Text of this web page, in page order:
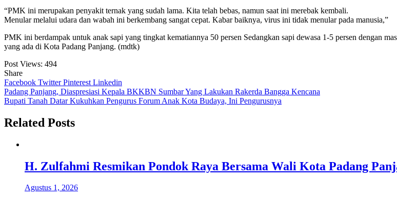
“PMK ini merupakan penyakit ternak yang sudah lama. Kita telah bebas, namun saat ini merebak kembali.
Menular melalui udara dan wabah ini berkembang sangat cepat. Kabar baiknya, virus ini tidak menular pada manusia,”
PMK ini berdampak untuk anak sapi yang tingkat kematiannya 50 persen Sedangkan sapi dewasa 1-5 persen dengan
yang ada di Kota Padang Panjang. (mdtk)
Post Views: 494
Share
Facebook TwitterPinterest Linkedin
Navigasi
pos
Padang Panjang, Diaspresiasi Kepala BKKBN Sumbar Yang Lakukan Rakerda Bangga Kencana
Bupati Tanah Datar Kukuhkan Pengurus Forum Anak Kota Budaya, Ini Pengurusnya
Related Posts
H. Zulfahmi Resmikan Pondok Raya Bersama Wali Kota Padang
Agustus 1, 2026